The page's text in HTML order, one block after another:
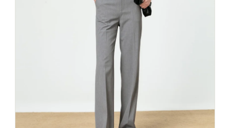
バランスを実現する。